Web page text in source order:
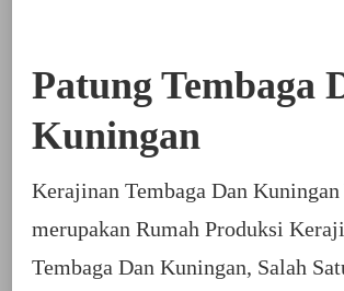
Patung Tembaga
Kuningan
Kerajinan Tembaga Dan
merupakan Rumah Produksi
Tembaga Dan Kuningan, Salah